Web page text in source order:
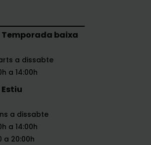
Temporada baixa
a dissabte
a 14:00h
a dissabte
a 14:00h
a 20:00h